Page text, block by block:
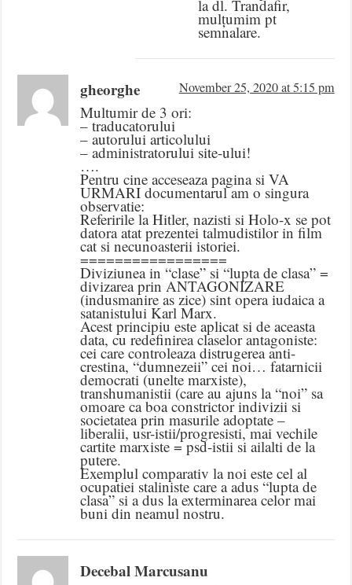
la dl. Trandafir,
mulțumim pt
semnalare.
gheorghe November 25, 2020 at 5:15 pm
Multumir de 3 ori:
– traducatorului
– autorului articolului
– administratorului site-ului!
….
Pentru cine acceseaza pagina si VA
URMARI documentarul am o singura
observatie:
Referirile la Hitler, nazisti si Holo-x se pot
datora atat prezentei talmudistilor in film
cat si necunoasterii istoriei.
=================
Diviziunea in “clase” si “lupta de clasa” =
divizarea prin ANTAGONIZARE
(indusmanire as zice) sint opera iudaica a
satanistului Karl Marx.
Acest principiu este aplicat si de aceasta
data, cu redefinirea claselor antagoniste:
cei care controleaza distrugerea anti-
crestina, “dumnezeii” cei noi… fatarnicii
democrati (unelte marxiste),
transhumanistii (care au ajuns la “noi” sa
omoare ca boa constrictor indivizii si
societatea prin masurile adoptate –
liberalii, usr-istii/progresisti, mai vechile
cartite marxiste = psd-istii si ailalti de la
putere.
Exemplul comparativ la noi este cel al
ocupatiei staliniste care a adus “lupta de
clasa” si a dus la exterminarea celor mai
buni din neamul nostru.
Decebal Marcusanu